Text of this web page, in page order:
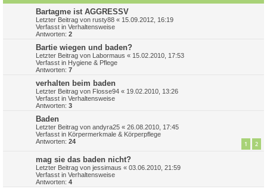
Bartagme ist AGGRESSV
Letzter Beitrag von rusty88 « 15.09.2012, 16:19
Verfasst in Verhaltensweise
Antworten: 2
Bartie wiegen und baden?
Letzter Beitrag von Labormaus « 15.02.2010, 17:53
Verfasst in Hygiene & Pflege
Antworten: 7
verhalten beim baden
Letzter Beitrag von Flosse94 « 19.02.2010, 13:26
Verfasst in Verhaltensweise
Antworten: 3
Baden
Letzter Beitrag von andyra25 « 26.08.2010, 17:45
Verfasst in Körpermerkmale & Körperpflege
Antworten: 24 1 2
mag sie das baden nicht?
Letzter Beitrag von jessimaus « 03.06.2010, 21:59
Verfasst in Verhaltensweise
Antworten: 4